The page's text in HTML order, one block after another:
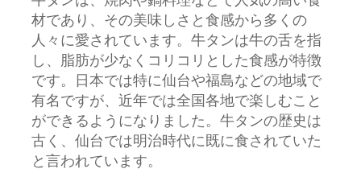
材であり、その美味しさと食感から多くの
人々に愛されています。 牛タンは牛の舌を指
し、脂肪が少なくコリコリとした食感が特徴
です。日本では特に仙台や福島などの地域で
有名ですが、近年では全国各地で楽しむこと
ができるようになりました。牛タンの歴史は
古く、仙台では明治時代に既に食されていた
と言われています。